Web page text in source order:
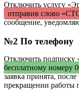
Отключить услугу
отправив слово
сообщение,
№2 По телефону
Отключить подписку
бесплатному номеру
заявка принята,
прекращении работы